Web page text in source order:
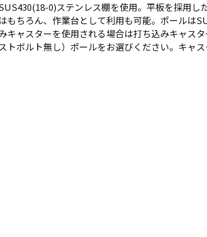
0)ステンレス棚を使用。平板を採用し
はもちろん、作業台として利用も可能。ポールは
キャスターを使用される場合は打ち込みキャス
ストボルト無し）ポールをお選びください。キャス